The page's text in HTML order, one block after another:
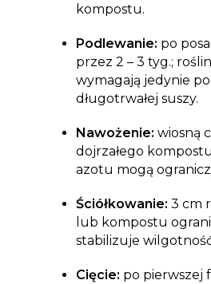
kompostu.
Podlewanie: po
przez 2 – 3 tyg.;
wymagają jedynie
długotrwałej suszy.
Nawożenie: wiosną
dojrzałego
azotu mogą
Ściółkowanie: 3 cm
lub kompostu
stabilizuje
Cięcie: po pierwszej